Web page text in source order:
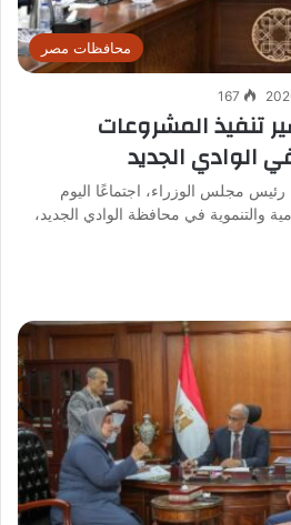
محافظات مصر
167
تنفيذ المشروعات
الوادي الجديد
مجلس الوزراء، اجتماعًا اليوم
والتنموية في محافظة الوادي الجديد،